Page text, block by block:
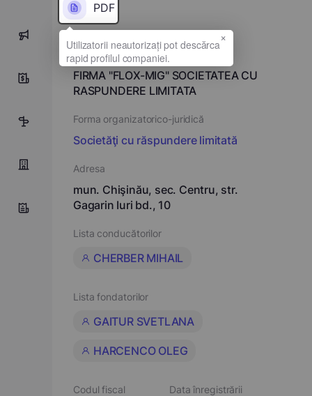
0
1
PDF
Denumirea completă
FIRMA "FLOX-MIG" SOCIETATEA CU
RASPUNDERE LIMITATA
Forma organizatorico-juridică
Societăţi cu răspundere limitată
Adresa
mun. Chişinău, sec. Centru, str.
Gagarin Iuri bd., 10
Lista conducătorilor
CHERBER MIHAIL
Lista fondatorilor
GAITUR SVETLANA
HARCENCO OLEG
Codul fiscal
Data înregistrării
×